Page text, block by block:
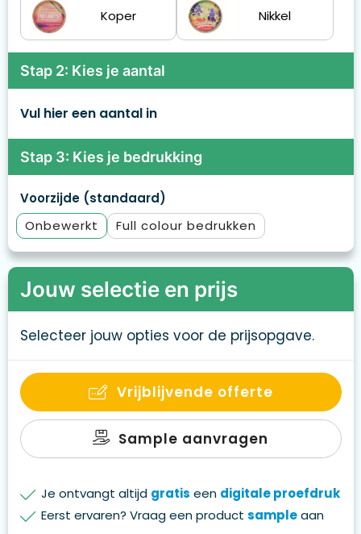
Koper Nikkel
Stap 2: Kies je aantal
Vul hier een aantal in
Stap 3: Kies je bedrukking
Voorzijde (standaard)
Onbewerkt
Full colour
Jouw selectie en prijs
Selecteer jouw opties voor de prijsopgave.
Vrijblijvende offerte
Sample aanvragen
Je ontvangt altijd gratis een digitale proefdruk
Eerst ervaren? Vraag een product sampleaan